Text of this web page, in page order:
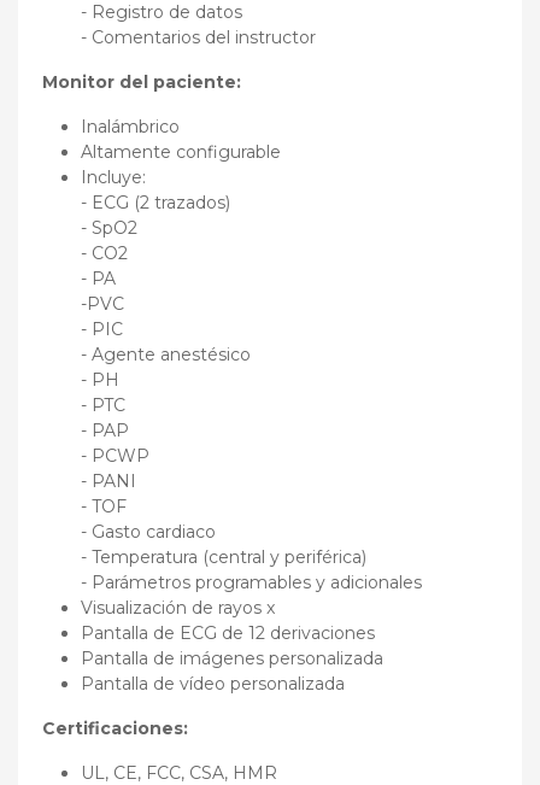
- Registro de datos
- Comentarios del instructor
Monitor del paciente:
Inalámbrico
Altamente configurable
Incluye:
- ECG (2 trazados)
- SpO2
- CO2
- PA
-PVC
- PIC
- Agente anestésico
- PH
- PTC
- PAP
- PCWP
- PANI
- TOF
- Gasto cardiaco
- Temperatura (central y periférica)
- Parámetros programables y adicionales
Visualización de rayos x
Pantalla de ECG de 12 derivaciones
Pantalla de imágenes personalizada
Pantalla de vídeo personalizada
Certificaciones:
UL, CE, FCC, CSA, HMR